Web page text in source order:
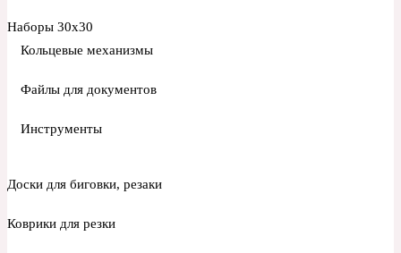
Наборы 30х30
Кольцевые механизмы
Файлы для документов
Инструменты
Доски для биговки, резаки
Коврики для резки